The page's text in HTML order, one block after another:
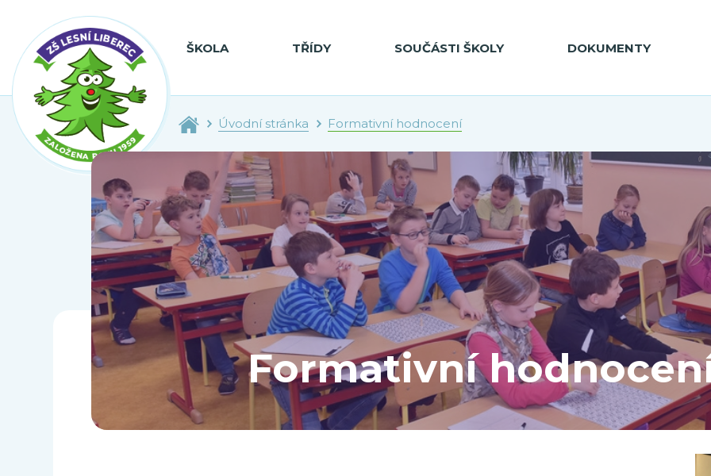
ŠKOLA TŘÍDY SOUČÁSTI ŠKOLY DOKUMENTY
Úvodní stránka Formativní hodnocení
Formativní